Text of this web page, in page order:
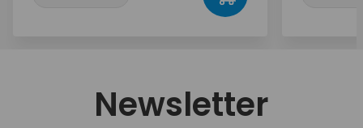
Newsletter